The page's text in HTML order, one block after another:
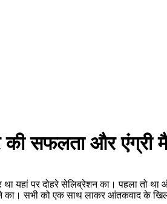
सफलता और एंग्री
यहां पर दोहरे सेलिब्रेशन का। पहला तो
का। सभी को एक साथ लाकर आंतकवाद के